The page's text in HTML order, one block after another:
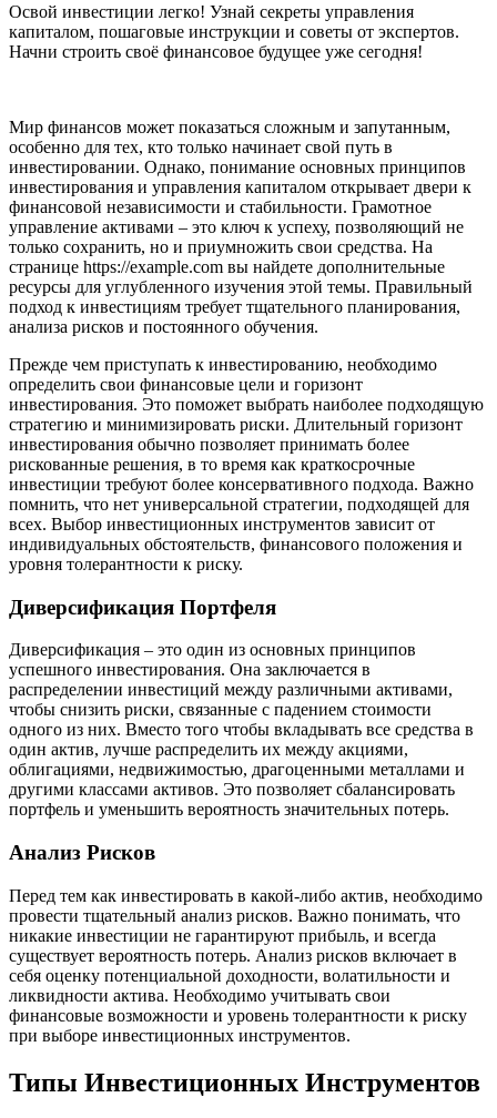
Освой инвестиции легко! Узнай секреты управления
капиталом, пошаговые инструкции и советы от экспертов.
Начни строить своё финансовое будущее уже сегодня!
Мир финансов может показаться сложным и запутанным,
особенно для тех, кто только начинает свой путь в
инвестировании. Однако, понимание основных принципов
инвестирования и управления капиталом открывает двери к
финансовой независимости и стабильности. Грамотное
управление активами – это ключ к успеху, позволяющий не
только сохранить, но и приумножить свои средства. На
странице https://example.com вы найдете дополнительные
ресурсы для углубленного изучения этой темы. Правильный
подход к инвестициям требует тщательного планирования,
анализа рисков и постоянного обучения.
Прежде чем приступать к инвестированию, необходимо
определить свои финансовые цели и горизонт
инвестирования. Это поможет выбрать наиболее подходящую
стратегию и минимизировать риски. Длительный горизонт
инвестирования обычно позволяет принимать более
рискованные решения, в то время как краткосрочные
инвестиции требуют более консервативного подхода. Важно
помнить, что нет универсальной стратегии, подходящей для
всех. Выбор инвестиционных инструментов зависит от
индивидуальных обстоятельств, финансового положения и
уровня толерантности к риску.
Диверсификация Портфеля
Диверсификация – это один из основных принципов
успешного инвестирования. Она заключается в
распределении инвестиций между различными активами,
чтобы снизить риски, связанные с падением стоимости
одного из них. Вместо того чтобы вкладывать все средства в
один актив, лучше распределить их между акциями,
облигациями, недвижимостью, драгоценными металлами и
другими классами активов. Это позволяет сбалансировать
портфель и уменьшить вероятность значительных потерь.
Анализ Рисков
Перед тем как инвестировать в какой-либо актив, необходимо
провести тщательный анализ рисков. Важно понимать, что
никакие инвестиции не гарантируют прибыль, и всегда
существует вероятность потерь. Анализ рисков включает в
себя оценку потенциальной доходности, волатильности и
ликвидности актива. Необходимо учитывать свои
финансовые возможности и уровень толерантности к риску
при выборе инвестиционных инструментов.
Типы Инвестиционных Инструментов